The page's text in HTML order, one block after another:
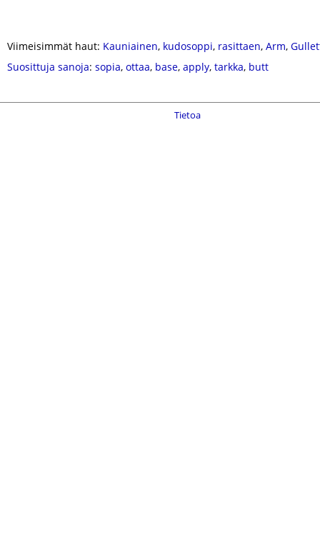
Viimeisimmät haut: Kauniainen, kudosoppi, rasittaen, Arm,
Suosittuja sanoja: sopia, ottaa, base, apply, tarkka, butt
Tietoa